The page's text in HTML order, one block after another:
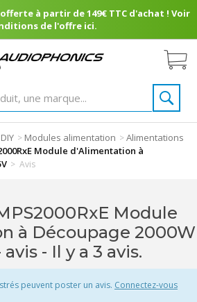
à partir de 149€ TTC d'achat ! Voir
de l'offre ici.
> Modules alimentation >Alimentations
Module d'Alimentation à
> Avis
Module
à Découpage 2000W
avis - Il y a 3 avis.
peuvent poster un avis. Connectez-vous